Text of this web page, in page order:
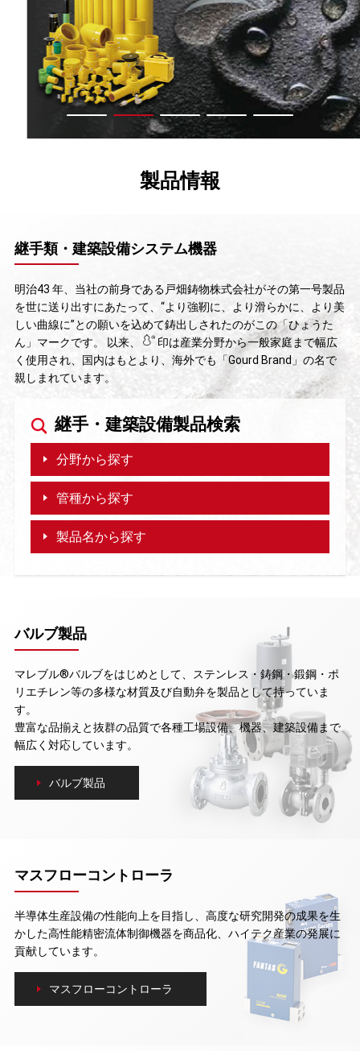
2 3
製品情報
継手類・建築設備システム機器
明治43 年、当社の前身である戸畑鋳物株式会社がその第一号製品
を世に送り出すにあたって、“より強靭に、より滑らかに、より美
しい曲線に”との願いを込めて鋳出しされたのがこの「ひょうた
ん」マークです。 以来、
印は産業分野から一般家庭まで幅広
く使用され、国内はもとより、海外でも「Gourd Brand」の名で
親しまれています。
継手・建築設備製品検索
分野から探す
管種から探す
製品名から探す
バルブ製品
マレブル®バルブをはじめとして、ステンレス・鋳鋼・鍛鋼・ポ
リエチレン等の多様な材質及び自動弁を製品として持っていま
す。
豊富な品揃えと抜群の品質で各種工場設備、機器、建築設備まで
幅広く対応しています。
バルブ製品
マスフローコントローラ
半導体生産設備の性能向上を目指し、高度な研究開発の成果を生
かした高性能精密流体制御機器を商品化、ハイテク産業の発展に
貢献しています。
マスフローコントローラ